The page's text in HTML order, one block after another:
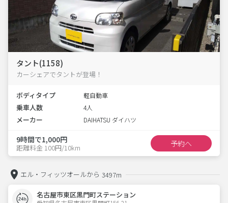
タント(1158)
カーシェアでタントが登場！
ボディタイプ 軽自動車
乗車人数 4人
メーカー DAIHATSU ダイハツ
9時間で1,000円
距離料金 100円/10km 予約へ
エル・フィッツオールから 3497m
名古屋市東区黒門町ステーション